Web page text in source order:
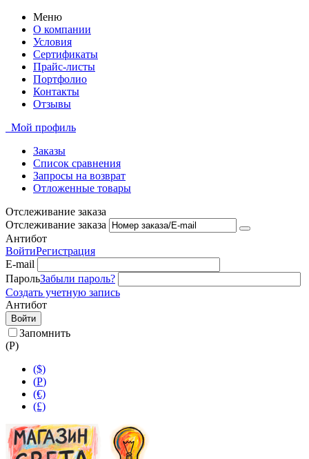
Меню
О компании
Условия
Сертификаты
Прайс-листы
Портфолио
Контакты
Отзывы
Мой профиль
Заказы
Список сравнения
Запросы на возврат
Отложенные товары
Отслеживание заказа
Отслеживание заказа
Антибот
ВойтиРегистрация
E-mail
ПарольЗабыли пароль?
Создать учетную запись
Антибот
Войти
Запомнить
(Р)
($)
(Р)
(€)
(£)